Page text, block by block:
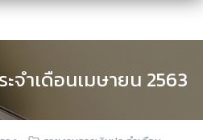
จำเดือนเมษายน 2563